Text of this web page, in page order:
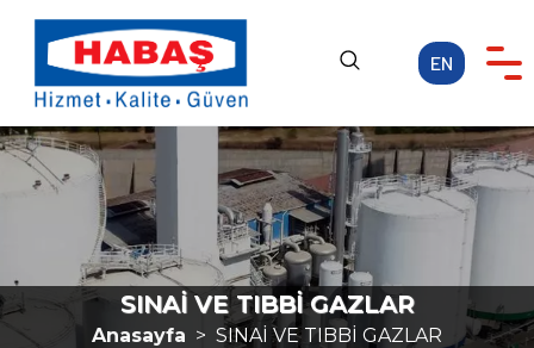
EN
Anasayfa
KURUMSAL
FAALİYET ALANLARI
KARİYER
MEDYA
SINAİ VE TIBBİ GAZLAR
Anasayfa SINAİ VE TIBBİ GAZLAR